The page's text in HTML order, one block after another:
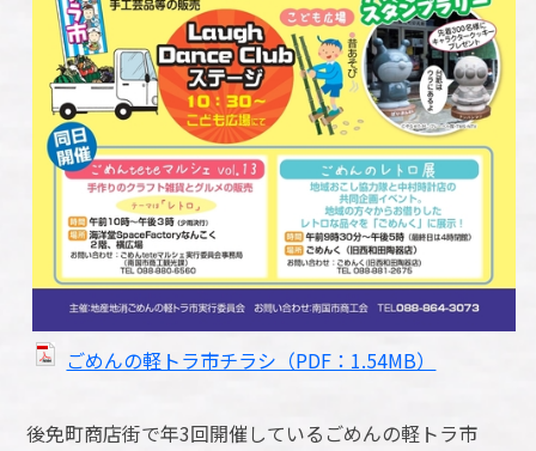
ごめんの軽トラ市チラシ（PDF：1.54MB）
後免町商店街で年3回開催しているごめんの軽トラ市